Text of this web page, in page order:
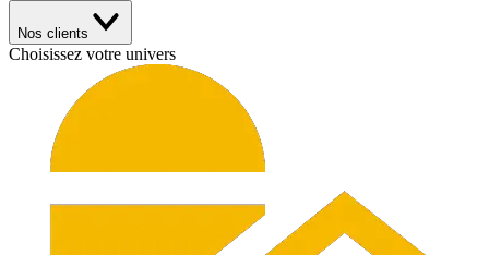
Nos clients
Choisissez votre univers